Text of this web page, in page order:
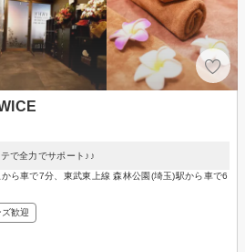
で全力でサポート♪♪
ら車で7分、東武東上線 森林公園(埼玉)駅から車で6
ズ歓迎